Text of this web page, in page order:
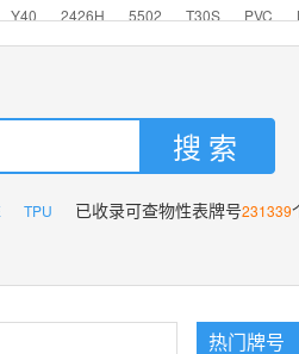
Y40 2426H 5502 T30S PVC
TPU 已收录可查物性表牌号231339
热门牌号